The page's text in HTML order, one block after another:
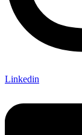
Linkedin